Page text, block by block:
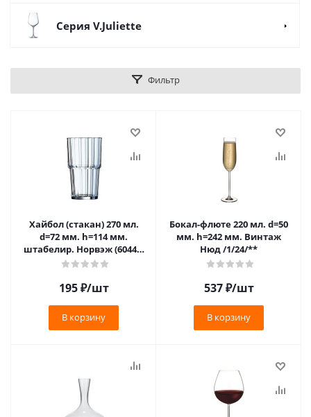
Серия V.Juliette
Фильтр
Хайбол (стакан) 270 мл.
d=72 мм. h=114 мм.
штабелир. Норвэж (60440)
/12/720/
195₽/шт
В корзину
Бокал-флюте 220 мл. d=50
мм. h=242 мм. Винтаж
Нюд /1/24/**
537₽/шт
В корзину